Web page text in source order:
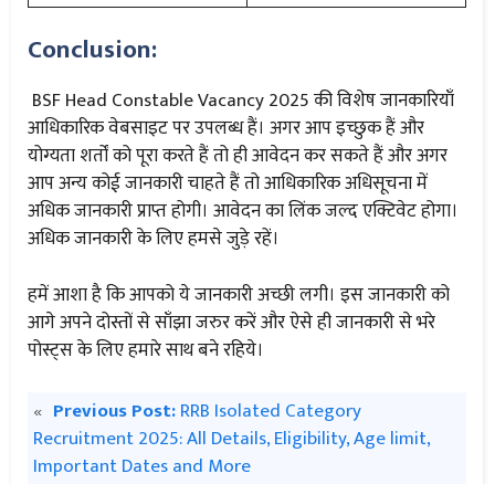
Conclusion:
BSF Head Constable Vacancy 2025 की विशेष जानकारियाँ
आधिकारिक वेबसाइट पर उपलब्ध हैं। अगर आप इच्छुक हैं और
योग्यता शर्तों को पूरा करते हैं तो ही आवेदन कर सकते हैं और अगर
आप अन्य कोई जानकारी चाहते हैं तो आधिकारिक अधिसूचना में
अधिक जानकारी प्राप्त होगी। आवेदन का लिंक जल्द एक्टिवेट होगा।
अधिक जानकारी के लिए हमसे जुड़े रहें।
हमें आशा है कि आपको ये जानकारी अच्छी लगी। इस जानकारी को
आगे अपने दोस्तों से साँझा जरुर करें और ऐसे ही जानकारी से भरे
पोस्ट्स के लिए हमारे साथ बने रहिये।
« Previous Post:RRB Isolated Category
Recruitment 2025: All Details, Eligibility, Age limit,
Important Dates and More